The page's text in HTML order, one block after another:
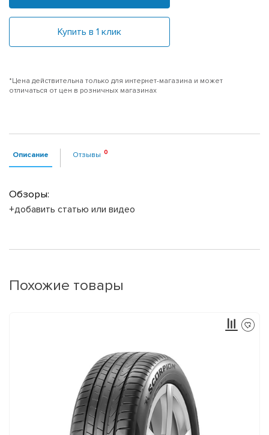
Купить в 1 клик
*Цена действительна только для интернет-магазина и может
отличаться от цен в розничных магазинах
Описание Отзывы
Обзоры:
+добавить статью или видео
Похожие товары